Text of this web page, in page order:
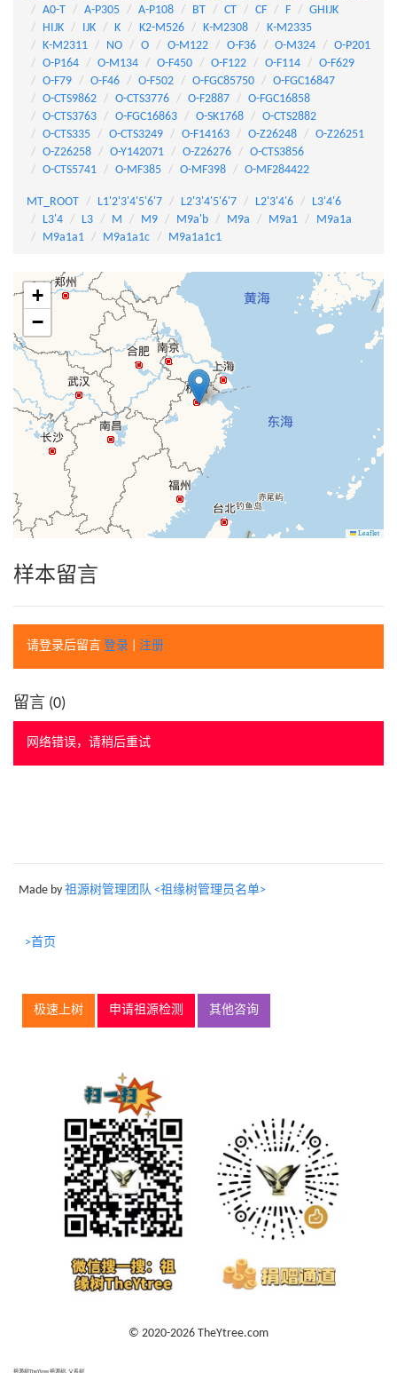
A0-T
A-P305 A-P108 BT CT CF F
GHIJK
HIJK
IJK K K2-M526 K-M2308
K-M2335
K-M2311
NO O O-M122 O-F36 O-M324
O-P201
O-P164
O-M134 O-F450 O-F122 O-F114
O-F629
O-F79
O-F46 O-F502 O-FGC85750
O-FGC16847
O-CTS9862
O-CTS3776 O-F2887
O-FGC16858
O-CTS3763
O-FGC16863 O-SK1768
O-CTS2882
O-CTS335
O-CTS3249 O-F14163 O-Z26248
O-Z26251
O-Z26258
O-Y142071 O-Z26276
O-CTS3856
O-CTS5741
O-MF385 O-MF398 O-MF284422
MT_ROOT L1'2'3'4'5'6'7 L2'3'4'5'6'7 L2'3'4'6
L3'4'6
L3'4
L3 M M9 M9a'b M9a M9a1
M9a1a
M9a1a1
M9a1a1c M9a1a1c1
+
−
Leaflet
样本留言
请登录后留言 登录 注册
留言 (0)
网络错误，请稍后重试
Made by 祖源树管理团队 <祖缘树管理员名单>
>首页
极速上树 申请祖源检测 其他咨询
© 2020-2026 TheYtree.com
祖源树TheYtree 祖源树, 父系树